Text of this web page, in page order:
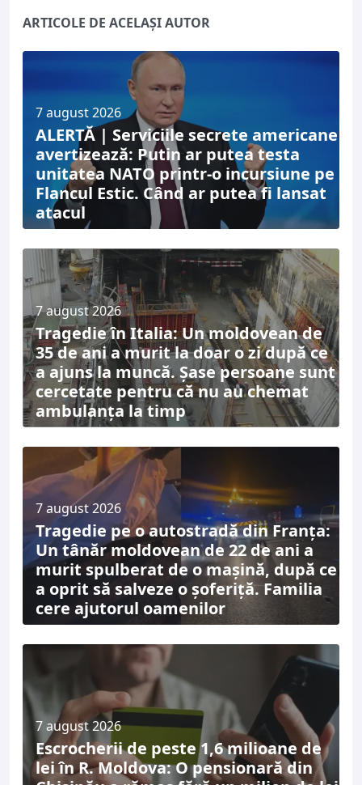
ARTICOLE DE ACELAȘI AUTOR
7 august 2026
ALERTĂ | Serviciile secrete americane
avertizează: Putin ar putea testa
unitatea NATO printr-o incursiune pe
Flancul Estic. Când ar putea fi lansat
atacul
7 august 2026
Tragedie în Italia: Un moldovean de
35 de ani a murit la doar o zi după ce
a ajuns la muncă. Șase persoane sunt
cercetate pentru că nu au chemat
ambulanța la timp
7 august 2026
Tragedie pe o autostradă din Franța:
Un tânăr moldovean de 22 de ani a
murit spulberat de o mașină, după ce
a oprit să salveze o șoferiță. Familia
cere ajutorul oamenilor
7 august 2026
Escrocherii de peste 1,6 milioane de
lei în R. Moldova: O pensionară din